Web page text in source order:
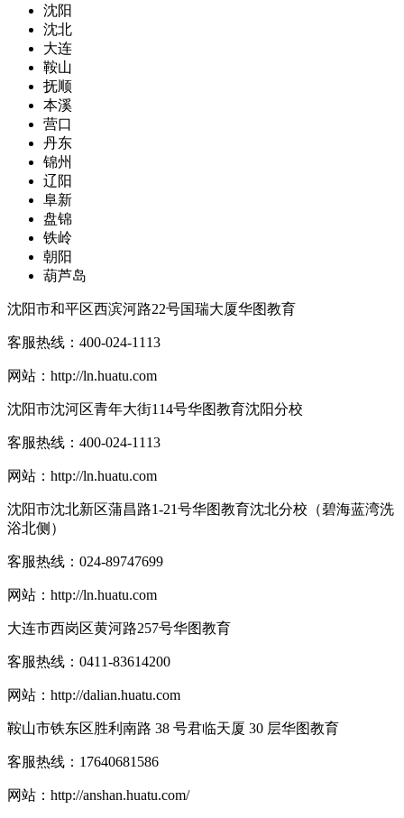
沈阳
沈北
大连
鞍山
抚顺
本溪
营口
丹东
锦州
辽阳
阜新
盘锦
铁岭
朝阳
葫芦岛
沈阳市和平区西滨河路22号国瑞大厦华图教育
客服热线： 400-024-1113
网站： http://ln.huatu.com
沈阳市沈河区青年大街114号华图教育沈阳分校
客服热线： 400-024-1113
网站： http://ln.huatu.com
沈阳市沈北新区蒲昌路1-21号华图教育沈北分校（碧海蓝湾洗
浴北侧）
客服热线： 024-89747699
网站： http://ln.huatu.com
大连市西岗区黄河路257号华图教育
客服热线： 0411-83614200
网站： http://dalian.huatu.com
鞍山市铁东区胜利南路 38 号君临天厦 30 层华图教育
客服热线： 17640681586
网站： http://anshan.huatu.com/